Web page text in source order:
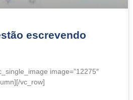
escrevendo
image=”12275″
vc_row]